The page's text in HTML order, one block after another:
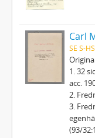
SE S-
1. 32
acc.
2.
3.
(93/